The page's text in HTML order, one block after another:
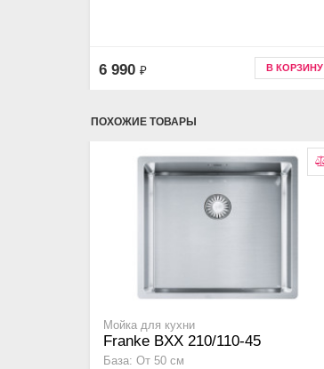
6 990 ₽ В КОРЗИНУ
ПОХОЖИЕ ТОВАРЫ
Мойка для кухни
Franke BXX 210/110-45
База: От 50 см